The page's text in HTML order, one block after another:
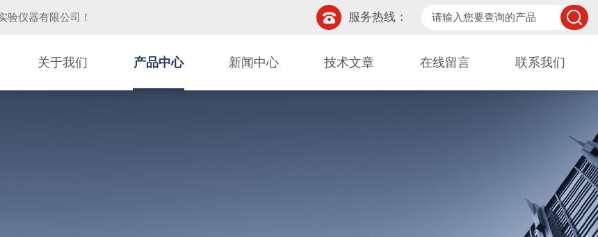
验仪器有限公司 ！ 服务热线：
关于我们 产品中心 新闻中心 技术文章 在线留言 联系我们